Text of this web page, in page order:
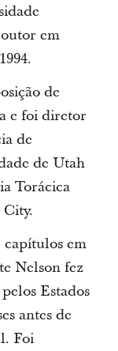
em
de
e foi diretor
de
de Utah
Torácica
em
Nelson fez
Estados
antes de
Foi